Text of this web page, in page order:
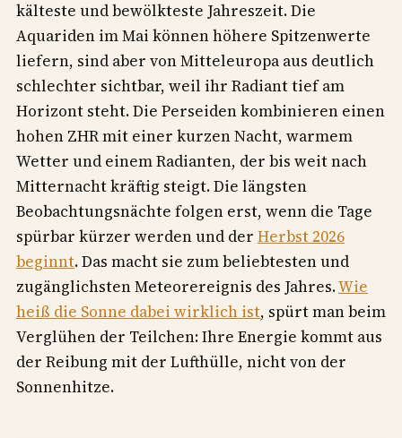
kälteste und bewölkteste Jahreszeit. Die
Aquariden im Mai können höhere Spitzenwerte
liefern, sind aber von Mitteleuropa aus deutlich
schlechter sichtbar, weil ihr Radiant tief am
Horizont steht. Die Perseiden kombinieren einen
hohen ZHR mit einer kurzen Nacht, warmem
Wetter und einem Radianten, der bis weit nach
Mitternacht kräftig steigt. Die längsten
Beobachtungsnächte folgen erst, wenn die Tage
spürbar kürzer werden und der Herbst 2026
beginnt. Das macht sie zum beliebtesten und
zugänglichsten Meteorereignis des Jahres.Wie
heiß die Sonne dabei wirklich ist, spürt man beim
Verglühen der Teilchen: Ihre Energie kommt aus
der Reibung mit der Lufthülle, nicht von der
Sonnenhitze.